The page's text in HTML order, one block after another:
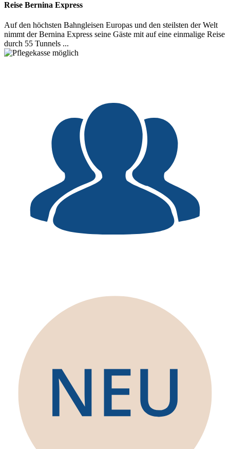
Reise Bernina Express
Auf den höchsten Bahngleisen Europas und den steilsten der Welt
nimmt der Bernina Express seine Gäste mit auf eine einmalige Reise
durch 55 Tunnels ...